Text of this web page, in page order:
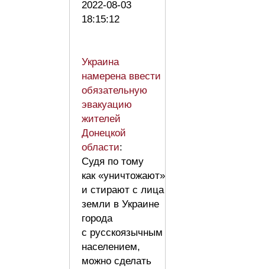
2022-08-03
18:15:12
Украина
намерена ввести
обязательную
эвакуацию
жителей
Донецкой
области:
Судя по тому
как «уничтожают»
и стирают с лица
земли в Украине
города
с русскоязычным
населением,
можно сделать